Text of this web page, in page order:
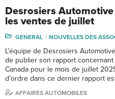
Desrosiers
les ventes de juillet
GENERAL NOUVELLES DES
L’équipe de Desrosiers
de publier son rapport
Canada pour le mois de juillet
d’ordre dans ce dernier rapport
AFFAIRES AUTOMOBILES